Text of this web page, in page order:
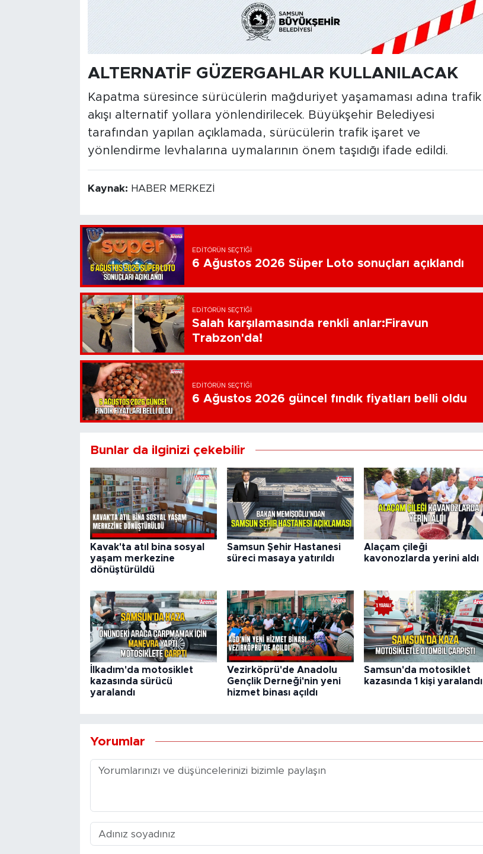
ALTERNATİF GÜZERGAHLAR KULLANILACAK
Kapatma süresince sürücülerin mağduriyet yaşamaması adına trafik
akışı alternatif yollara yönlendirilecek. Büyükşehir Belediyesi
tarafından yapılan açıklamada, sürücülerin trafik işaret ve
yönlendirme levhalarına uymalarının önem taşıdığı ifade edildi.
Kaynak: HABER MERKEZİ
EDITÖRÜN SEÇTIĞI
6 Ağustos 2026 Süper Loto sonuçları açıklandı
EDITÖRÜN SEÇTIĞI
Salah karşılamasında renkli anlar:Firavun
Trabzon'da!
EDITÖRÜN SEÇTIĞI
6 Ağustos 2026 güncel fındık fiyatları belli oldu
Bunlar da ilginizi çekebilir
Kavak'ta atıl bina sosyal
yaşam merkezine
dönüştürüldü
Samsun Şehir Hastanesi
süreci masaya yatırıldı
Alaçam çileği
kavonozlarda yerini aldı
İlkadım'da motosiklet
kazasında sürücü
yaralandı
Vezirköprü'de Anadolu
Gençlik Derneği'nin yeni
hizmet binası açıldı
Samsun'da motosiklet
kazasında 1 kişi yaralandı
Yorumlar